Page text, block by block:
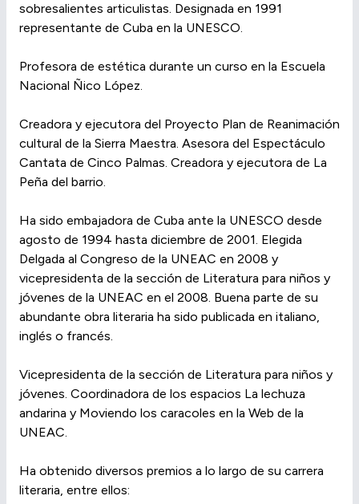
sobresalientes articulistas. Designada en 1991
representante de Cuba en la UNESCO.
Profesora de estética durante un curso en la Escuela
Nacional Ñico López.
Creadora y ejecutora del Proyecto Plan de Reanimación
cultural de la Sierra Maestra. Asesora del Espectáculo
Cantata de Cinco Palmas. Creadora y ejecutora de La
Peña del barrio.
Ha sido embajadora de Cuba ante la UNESCO desde
agosto de 1994 hasta diciembre de 2001. Elegida
Delgada al Congreso de la UNEAC en 2008 y
vicepresidenta de la sección de Literatura para niños y
jóvenes de la UNEAC en el 2008. Buena parte de su
abundante obra literaria ha sido publicada en italiano,
inglés o francés.
Vicepresidenta de la sección de Literatura para niños y
jóvenes. Coordinadora de los espacios La lechuza
andarina y Moviendo los caracoles en la Web de la
UNEAC.
Ha obtenido diversos premios a lo largo de su carrera
literaria, entre ellos: